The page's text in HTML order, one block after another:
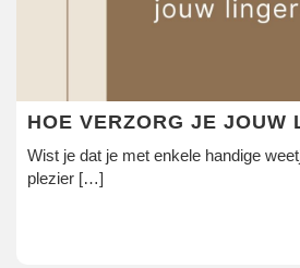
HOE VERZORG JE JOUW
Wist je dat je met enkele handige
plezier […]